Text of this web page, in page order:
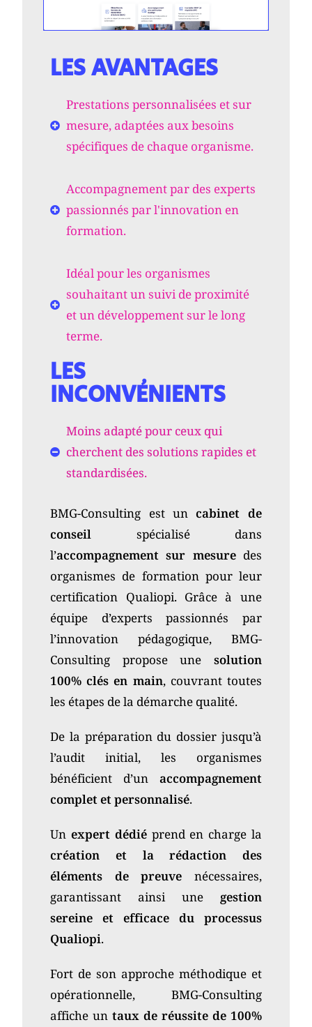
LES AVANTAGES
Prestations personnalisées et sur
mesure, adaptées aux besoins
spécifiques de chaque organisme.
Accompagnement par des experts
passionnés par l'innovation en
formation.
Idéal pour les organismes
souhaitant un suivi de proximité
et un développement sur le long
terme.
LES
INCONVÉNIENTS
Moins adapté pour ceux qui
cherchent des solutions rapides et
standardisées.
BMG-Consulting est uncabinet de
conseil spécialisé dans
l’accompagnement sur mesuredes
organismes de formation pour leur
certification Qualiopi. Grâce à une
équipe d’experts passionnés par
l’innovation pédagogique, BMG-
Consulting propose une solution
100% clés en main, couvrant toutes
les étapes de la démarche qualité.
De la préparation du dossier jusqu’à
l’audit initial, les organismes
bénéficient d’un accompagnement
complet et personnalisé.
Unexpert dédiéprend en charge la
création et la rédaction des
éléments de preuve nécessaires,
garantissant ainsi une gestion
sereine et efficace du processus
Qualiopi.
Fort de son approche méthodique et
opérationnelle, BMG-Consulting
affiche untaux de réussite de 100%